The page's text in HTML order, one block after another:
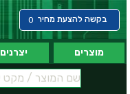
בקשה להצעת מחיר 0
מוצרים יצרנים